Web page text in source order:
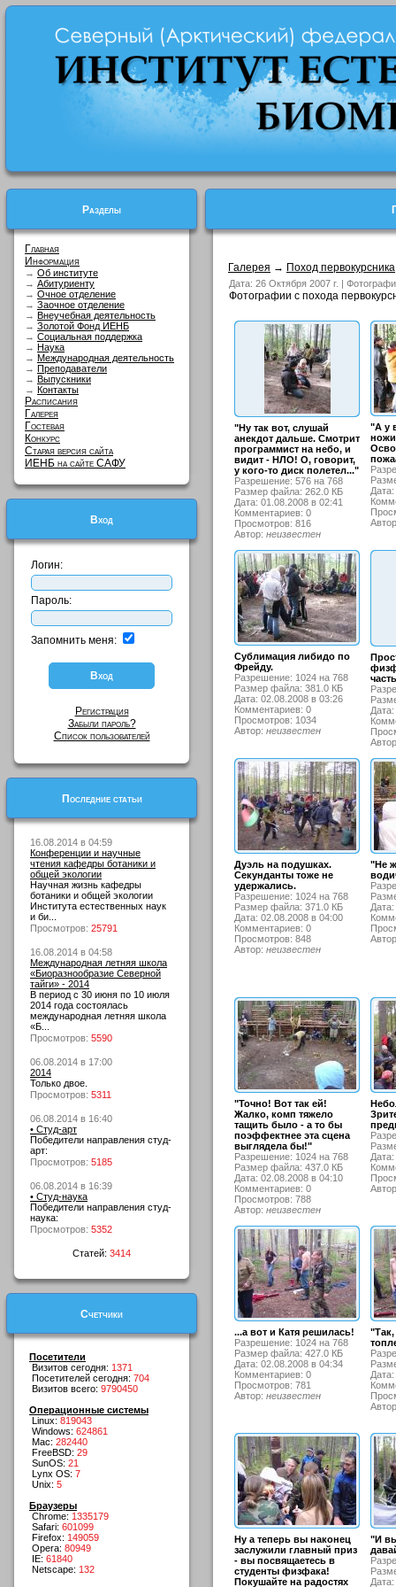
Разделы
Главная
Информация
→ Об институте
→ Абитуриенту
→ Очное отделение
→ Заочное отделение
→ Внеучебная деятельность
→ Золотой Фонд ИЕНБ
→ Социальная поддержка
→ Наука
→ Международная деятельность
→ Преподаватели
→ Выпускники
→ Контакты
Расписания
Галерея
Гостевая
Конкурс
Старая версия сайта
ИЕНБ на сайте САФУ
Вход
Логин:
Пароль:
Запомнить меня:
Регистрация
Забыли пароль?
Список пользователей
Последние статьи
16.08.2014 в 04:59
Конференции и научные
чтения кафедры ботаники и
общей экологии
Научная жизнь кафедры
ботаники и общей экологии
Института естественных наук
и би...
Просмотров: 25791
16.08.2014 в 04:58
Международная летняя школа
«Биоразнообразие Северной
тайги» - 2014
В период с 30 июня по 10 июля
2014 года состоялась
международная летняя школа
«Б...
Просмотров: 5590
06.08.2014 в 17:00
2014
Только двое.
Просмотров: 5311
06.08.2014 в 16:40
• Студ-арт
Победители направления студ-
арт:
Просмотров: 5185
06.08.2014 в 16:39
• Студ-наука
Победители направления студ-
наука:
Просмотров: 5352
Статей: 3414
Счетчики
Посетители
Визитов сегодня: 1371
Посетителей сегодня: 704
Визитов всего: 9790450
Операционные системы
Linux: 819043
Windows: 624861
Mac: 282440
FreeBSD: 29
SunOS: 21
Lynx OS: 7
Unix: 5
Браузеры
Chrome: 1335179
Safari: 601099
Firefox: 149059
Opera: 80949
IE: 61840
Netscape: 132
Галерея → Поход первокурсника
Дата: 26 Октября 2007 г. |
Фотографии с похода
"Ну так вот, слушай
анекдот дальше. Смотрит
пpогpаммист на небо, и
видит - HЛО! О, говорит,
у кого-то диск полетел..."
Разрешение: 576 на 768
Размер файла: 262.0 КБ
Дата: 01.08.2008 в 02:41
Комментариев: 0
Просмотров: 816
Автор: неизвестен
"А у
Сублимация либидо по
Фрейду.
Разрешение: 1024 на 768
Размер файла: 381.0 КБ
Дата: 02.08.2008 в 03:26
Комментариев: 0
Просмотров: 1034
Автор: неизвестен
Дуэль на подушках.
Секунданты тоже не
удержались.
Разрешение: 1024 на 768
Размер файла: 371.0 КБ
Дата: 02.08.2008 в 04:00
Комментариев: 0
Просмотров: 848
Автор: неизвестен
"Не
"Точно! Вот так ей!
Жалко, комп тяжело
тащить было - а то бы
поэффектнее эта сцена
выглядела бы!"
Разрешение: 1024 на 768
Размер файла: 437.0 КБ
Дата: 02.08.2008 в 04:10
Комментариев: 0
Просмотров: 788
Автор: неизвестен
...а вот и Катя решилась!
Разрешение: 1024 на 768
Размер файла: 427.0 КБ
Дата: 02.08.2008 в 04:34
Комментариев: 0
Просмотров: 781
Автор: неизвестен
Ну а теперь вы наконец
заслужили главный приз
- вы посвящаетесь в
студенты физфака!
Покушайте на радостях
"И